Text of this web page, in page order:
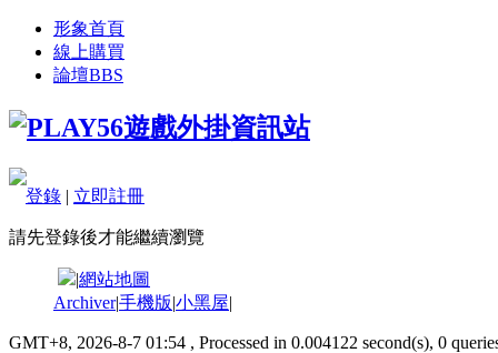
形象首頁
線上購買
論壇BBS
登錄 | 立即註冊
請先登錄後才能繼續瀏覽
|網站地圖
Archiver|手機版|小黑屋|
GMT+8, 2026-8-7 01:54 , Processed in 0.004122 second(s), 0